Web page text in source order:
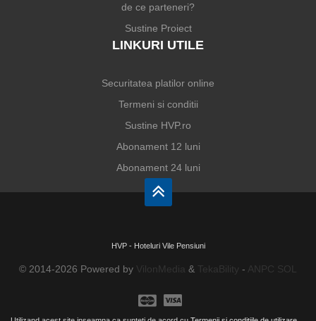
de ce parteneri?
Sustine Proiect
LINKURI UTILE
Securitatea platilor online
Termeni si conditii
Sustine HVP.ro
Abonament 12 luni
Abonament 24 luni
HVP - Hoteluri Vile Pensiuni
© 2014-2026 Powered by VilonMedia & TekaBility - ANPC SOL